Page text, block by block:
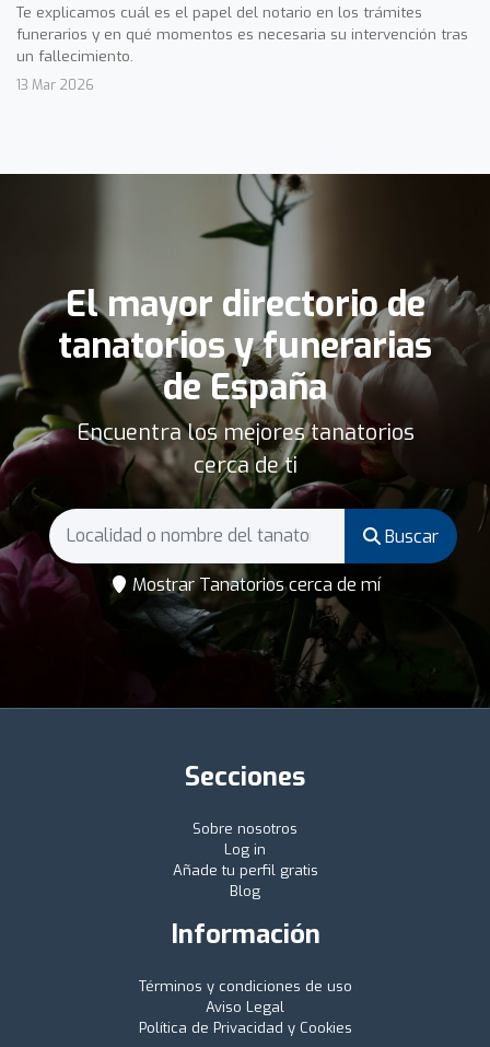
Te explicamos cuál es el papel del notario en los trámites
funerarios y en qué momentos es necesaria su intervención tras
un fallecimiento.
13 Mar 2026
El mayor directorio de
tanatorios y funerarias
de España
Encuentra los mejores tanatorios
cerca de ti
Buscar
Mostrar Tanatorios cerca de mí
Secciones
Sobre nosotros
Log in
Añade tu perfil gratis
Blog
Información
Términos y condiciones de uso
Aviso Legal
Política de Privacidad y Cookies